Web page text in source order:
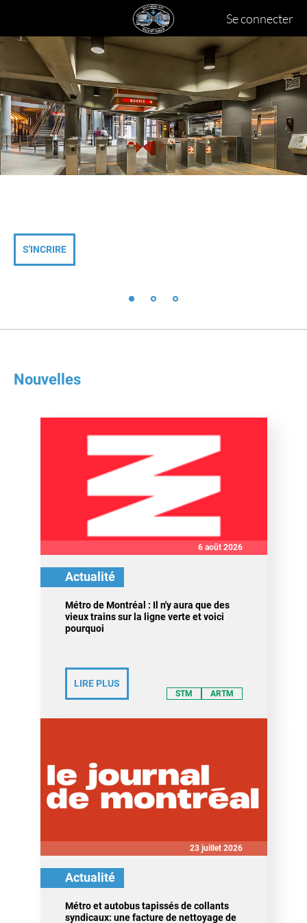
Se connecter
S'INCRIRE
Nouvelles
6 août 2026
Actualité
Métro de Montréal : Il n'y aura que des
vieux trains sur la ligne verte et voici
pourquoi
LIRE PLUS
STM ARTM
23 juillet 2026
Actualité
Métro et autobus tapissés de collants
syndicaux: une facture de nettoyage de